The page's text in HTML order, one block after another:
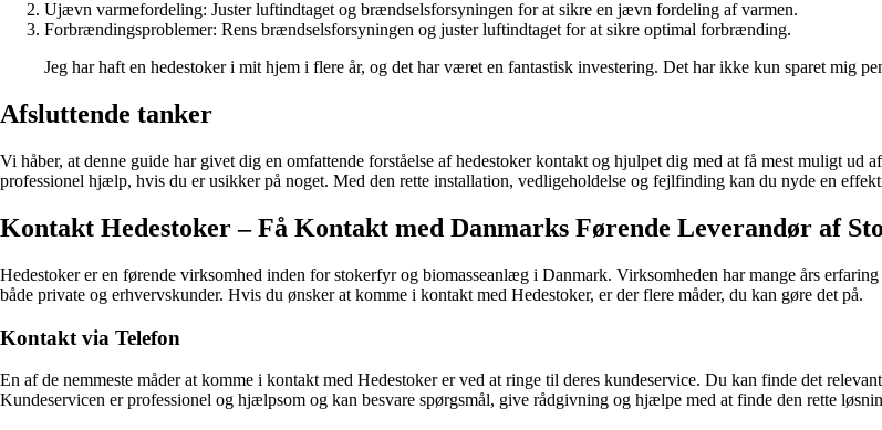
Ujævn varmefordeling: Juster luftindtaget og brændselsforsyningen for at sikre en jævn fordeling af varmen.
Forbrændingsproblemer: Rens brændselsforsyningen og juster luftindtaget for at sikre optimal forbrænding.
Jeg har haft en hedestoker i mit hjem i flere år, og det har været en fantastisk investering. Det har ikke kun sparet mig
Afsluttende tanker
Vi håber, at denne guide har givet dig en omfattende forståelse af hedestoker kontakt og hjulpet dig med at få mest muligt
professionel hjælp, hvis du er usikker på noget. Med den rette installation, vedligeholdelse og fejlfinding kan du nyde en
Kontakt Hedestoker – Få Kontakt med Danmarks Førende Leverandør af
Hedestoker er en førende virksomhed inden for stokerfyr og biomasseanlæg i Danmark. Virksomheden har mange års
både private og erhvervskunder. Hvis du ønsker at komme i kontakt med Hedestoker, er der flere måder, du kan gøre det på.
Kontakt via Telefon
En af de nemmeste måder at komme i kontakt med Hedestoker er ved at ringe til deres kundeservice. Du kan finde det
Kundeservicen er professionel og hjælpsom og kan besvare spørgsmål, give rådgivning og hjælpe med at finde den rette